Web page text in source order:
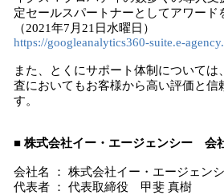
定セールスパートナーとしてアワード
（2021年7月21日水曜日）
https://googleanalytics360-suite.e-
また、とくにサポート体制については
査においてもお客様から高い評価と信
す。
■ 株式会社イー・エージェンシー 会
会社名 ： 株式会社イー・エージェン
代表者 ： 代表取締役 甲斐 真樹